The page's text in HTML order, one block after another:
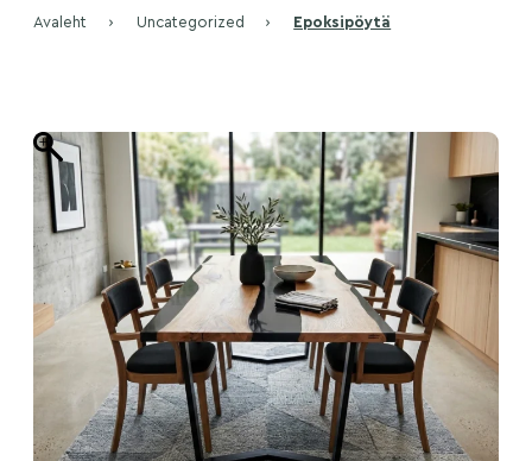
Avaleht › Uncategorized › Epoksipöytä